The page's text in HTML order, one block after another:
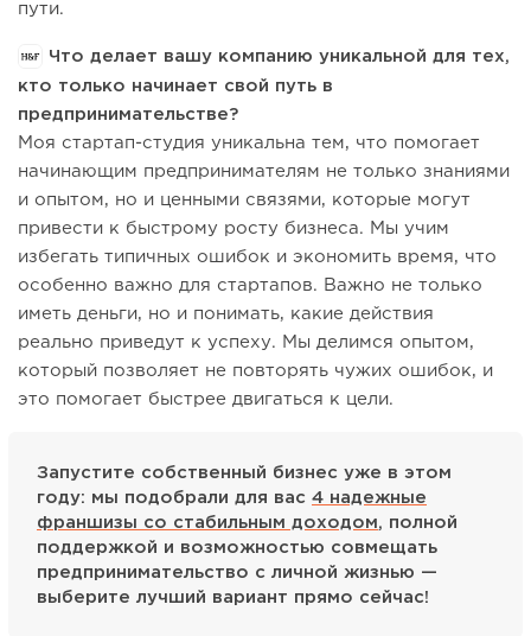
пути.
Что делает вашу компанию уникальной для тех,
кто только начинает свой путь в
предпринимательстве?
Моя стартап-студия уникальна тем, что помогает
начинающим предпринимателям не только знаниями
и опытом, но и ценными связями, которые могут
привести к быстрому росту бизнеса. Мы учим
избегать типичных ошибок и экономить время, что
особенно важно для стартапов. Важно не только
иметь деньги, но и понимать, какие действия
реально приведут к успеху. Мы делимся опытом,
который позволяет не повторять чужих ошибок, и
это помогает быстрее двигаться к цели.
Запустите собственный бизнес уже в этом
году: мы подобрали для вас 4 надежные
франшизы со стабильным доходом, полной
поддержкой и возможностью совмещать
предпринимательство с личной жизнью —
выберите лучший вариант прямо сейчас!